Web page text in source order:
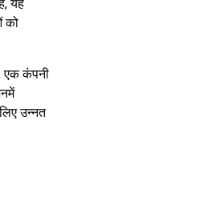
यह
को
एक कंपनी
उन्नत